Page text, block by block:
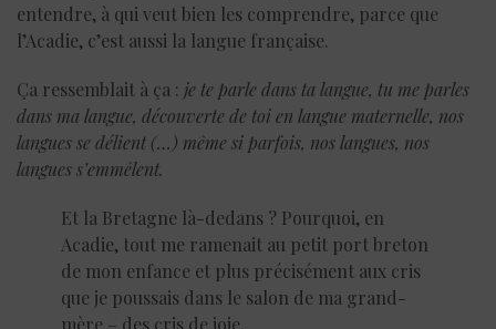
entendre, à qui veut bien les comprendre, parce que
l’Acadie, c’est aussi la langue française.
Ça ressemblait à ça : je te parle dans ta langue, tu me parles
dans ma langue, découverte de toi en langue maternelle, nos
langues se délient (…) même si parfois, nos langues, nos
langues s’emmêlent.
Et la Bretagne là-dedans ? Pourquoi, en
Acadie, tout me ramenait au petit port breton
de mon enfance et plus précisément aux cris
que je poussais dans le salon de ma grand-
mère – des cris de joie.